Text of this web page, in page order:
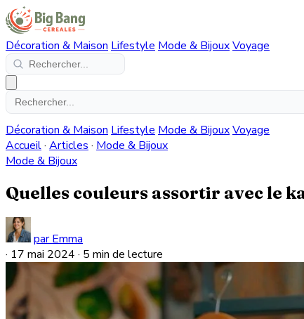
Décoration & Maison Lifestyle Mode & BijouxVoyage
Décoration & Maison Lifestyle Mode & BijouxVoyage
Accueil· Articles · Mode & Bijoux
Mode & Bijoux
Quelles couleurs assortir avec le
par Emma
· 17 mai 2024 · 5 min de lecture